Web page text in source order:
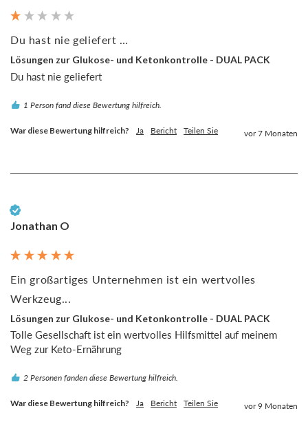
Du hast nie geliefert …
Lösungen zur Glukose- und Ketonkontrolle - DUAL PACK
Du hast nie geliefert
1 Person fand diese Bewertung hilfreich.
War diese Bewertung hilfreich? Ja Bericht Teilen Sie vor 7 Monaten
Jonathan O
Ein großartiges Unternehmen ist ein wertvolles
Werkzeug...
Lösungen zur Glukose- und Ketonkontrolle - DUAL PACK
Tolle Gesellschaft ist ein wertvolles Hilfsmittel auf meinem
Weg zur Keto-Ernährung
2 Personen fanden diese Bewertung hilfreich.
War diese Bewertung hilfreich? Ja Bericht Teilen Sie vor 9 Monaten